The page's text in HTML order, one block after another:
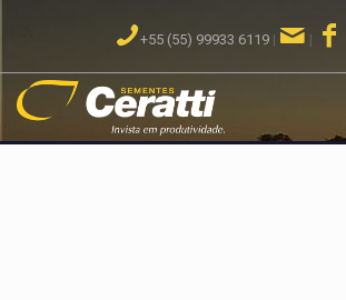
+55 (55) 99933 6119 | |